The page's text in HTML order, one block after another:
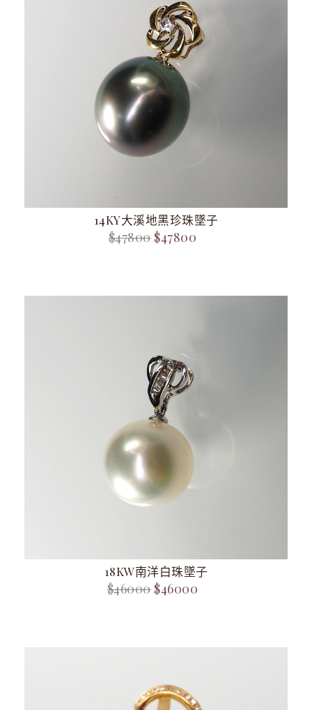
14KY大溪地黑珍珠墜子
$47800 $47800
18KW南洋白珠墜子
$46000 $46000